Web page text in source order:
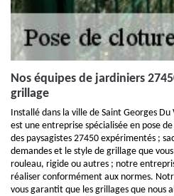
Nos équipes de jardiniers
grillage
Installé dans la ville de Saint Georges
est une entreprise spécialisée en pose
des paysagistes 27450 expérimentés ;
demandes et le style de grillage que
rouleau, rigide ou autres ; notre
réaliser conformément aux normes.
vous garantit que les grillages que nous